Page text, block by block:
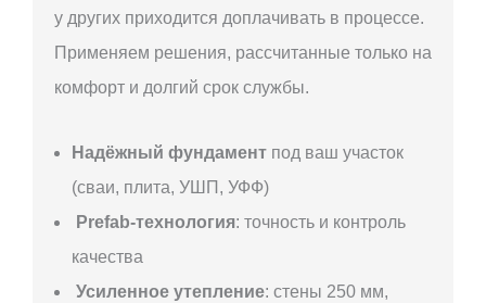
у других приходится доплачивать в процессе.
Применяем решения, рассчитанные только на
комфорт и долгий срок службы.
Надёжный фундамент под ваш участок
(сваи, плита, УШП, УФФ)
Prefab-технология: точность и контроль
качества
Усиленное утепление: стены 250 мм,